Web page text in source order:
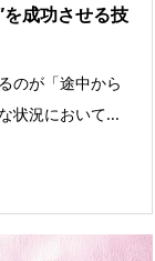
を成功させる技
のが「途中から
状況において...